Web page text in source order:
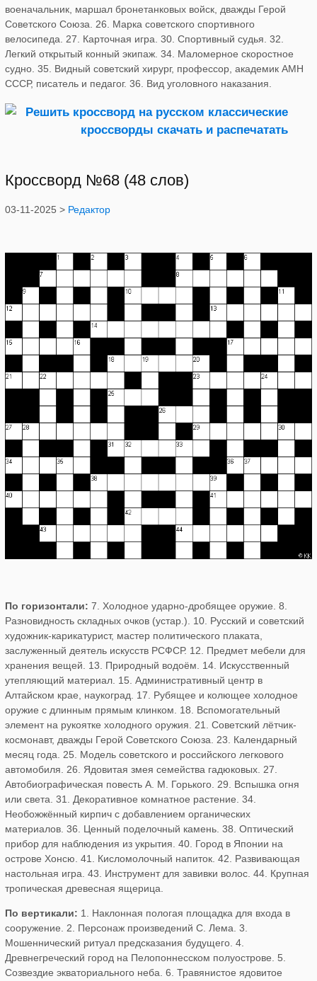
военачальник, маршал бронетанковых войск, дважды Герой
Советского Союза. 26. Марка советского спортивного
велосипеда. 27. Карточная игра. 30. Спортивный судья. 32.
Легкий открытый конный экипаж. 34. Маломерное скоростное
судно. 35. Видный советский хирург, профессор, академик АМН
СССР, писатель и педагог. 36. Вид уголовного наказания.
Кроссворд №68 (48 слов)
03-11-2025 > Редактор
По горизонтали: 7. Холодное ударно-дробящее оружие. 8.
Разновидность складных очков (устар.). 10. Русский и советский
художник-карикатурист, мастер политического плаката,
заслуженный деятель искусств РСФСР. 12. Предмет мебели для
хранения вещей. 13. Природный водоём. 14. Искусственный
утепляющий материал. 15. Административный центр в
Алтайском крае, наукоград. 17. Рубящее и колющее холодное
оружие с длинным прямым клинком. 18. Вспомогательный
элемент на рукоятке холодного оружия. 21. Советский лётчик-
космонавт, дважды Герой Советского Союза. 23. Календарный
месяц года. 25. Модель советского и российского легкового
автомобиля. 26. Ядовитая змея семейства гадюковых. 27.
Автобиографическая повесть А. М. Горького. 29. Вспышка огня
или света. 31. Декоративное комнатное растение. 34.
Необожжённый кирпич с добавлением органических
материалов. 36. Ценный поделочный камень. 38. Оптический
прибор для наблюдения из укрытия. 40. Город в Японии на
острове Хонсю. 41. Кисломолочный напиток. 42. Развивающая
настольная игра. 43. Инструмент для завивки волос. 44. Крупная
тропическая древесная ящерица.
По вертикали: 1. Наклонная пологая площадка для входа в
сооружение. 2. Персонаж произведений С. Лема. 3.
Мошеннический ритуал предсказания будущего. 4.
Древнегреческий город на Пелопоннесском полуострове. 5.
Созвездие экваториального неба. 6. Травянистое ядовитое